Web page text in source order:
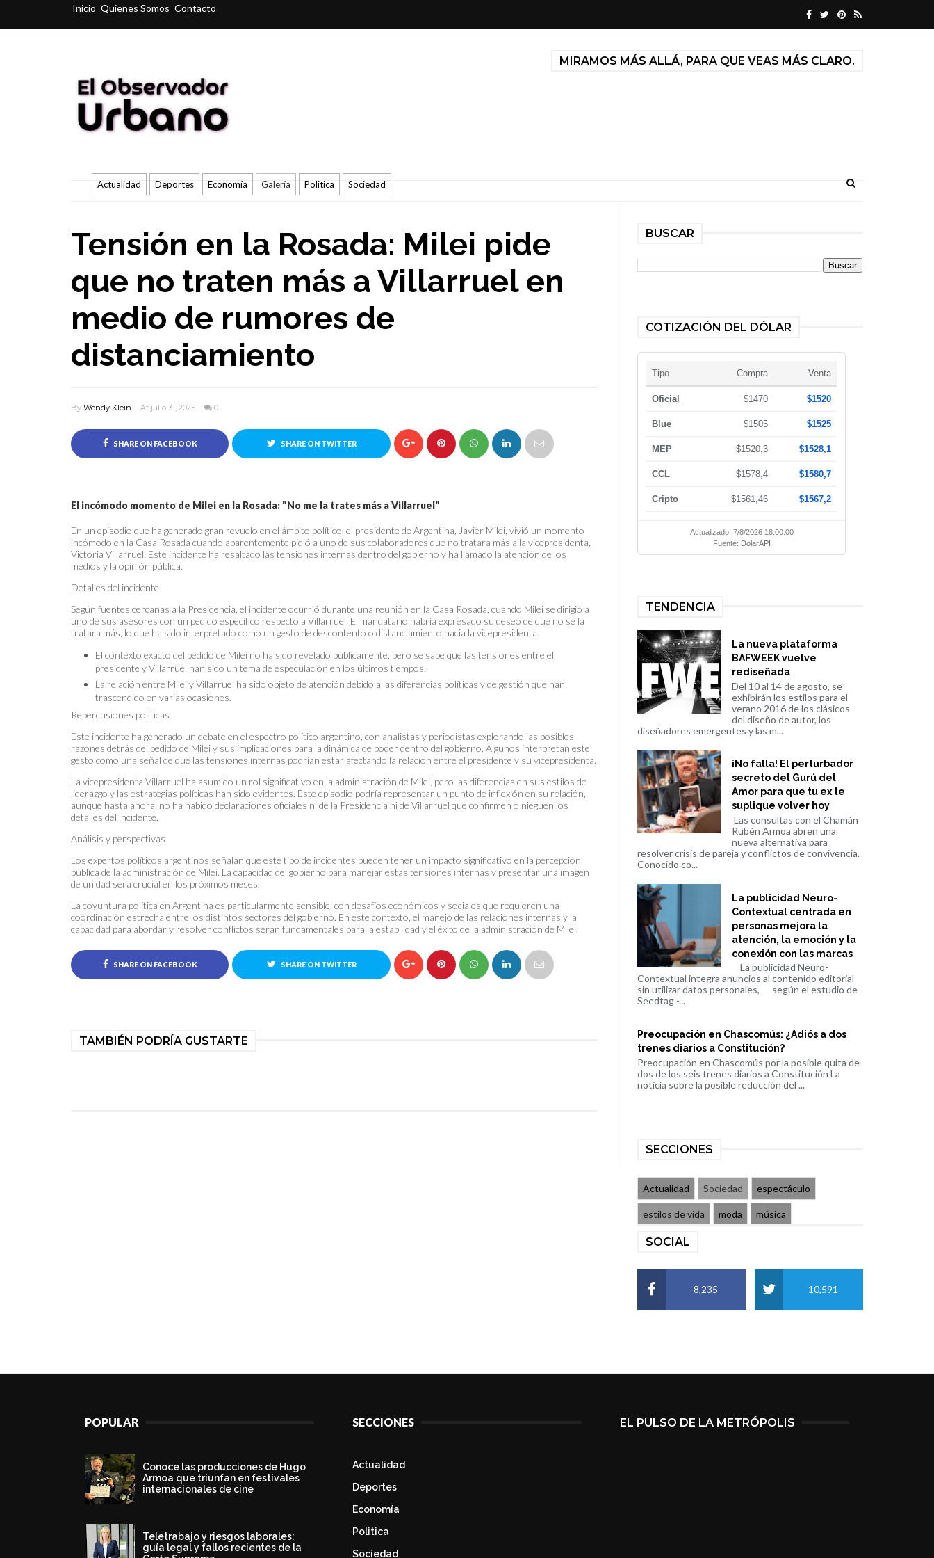
Inicio Quienes Somos Contacto
MIRAMOS MÁS ALLÁ, PARA QUE VEAS MÁS CLARO.
Actualidad Deportes Economía Galería Politica Sociedad
Tensión en la Rosada: Milei pide
que no traten más a Villarruel en
medio de rumores de
distanciamiento
By Wendy Klein At julio 31, 2025 0
SHARE ON FACEBOOK SHARE ON TWITTER
El incómodo momento de Milei en la Rosada: "No me la trates más a Villarruel"
En un episodio que ha generado gran revuelo en el ámbito político, el presidente de Argentina, Javier Milei, vivió un momento
incómodo en la Casa Rosada cuando aparentemente pidió a uno de sus colaboradores que no tratara más a la vicepresidenta,
Victoria Villarruel. Este incidente ha resaltado las tensiones internas dentro del gobierno y ha llamado la atención de los
medios y la opinión pública.
Detalles del incidente
Según fuentes cercanas a la Presidencia, el incidente ocurrió durante una reunión en la Casa Rosada, cuando Milei se dirigió a
uno de sus asesores con un pedido específico respecto a Villarruel. El mandatario habría expresado su deseo de que no se la
tratara más, lo que ha sido interpretado como un gesto de descontento o distanciamiento hacia la vicepresidenta.
El contexto exacto del pedido de Milei no ha sido revelado públicamente, pero se sabe que las tensiones entre el
presidente y Villarruel han sido un tema de especulación en los últimos tiempos.
La relación entre Milei y Villarruel ha sido objeto de atención debido a las diferencias políticas y de gestión que han
trascendido en varias ocasiones.
Repercusiones políticas
Este incidente ha generado un debate en el espectro político argentino, con analistas y periodistas explorando las posibles
razones detrás del pedido de Milei y sus implicaciones para la dinámica de poder dentro del gobierno. Algunos interpretan este
gesto como una señal de que las tensiones internas podrían estar afectando la relación entre el presidente y su vicepresidenta.
La vicepresidenta Villarruel ha asumido un rol significativo en la administración de Milei, pero las diferencias en sus estilos de
liderazgo y las estrategias políticas han sido evidentes. Este episodio podría representar un punto de inflexión en su relación,
aunque hasta ahora, no ha habido declaraciones oficiales ni de la Presidencia ni de Villarruel que confirmen o nieguen los
detalles del incidente.
Análisis y perspectivas
Los expertos políticos argentinos señalan que este tipo de incidentes pueden tener un impacto significativo en la percepción
pública de la administración de Milei. La capacidad del gobierno para manejar estas tensiones internas y presentar una imagen
de unidad será crucial en los próximos meses.
La coyuntura política en Argentina es particularmente sensible, con desafíos económicos y sociales que requieren una
coordinación estrecha entre los distintos sectores del gobierno. En este contexto, el manejo de las relaciones internas y la
capacidad para abordar y resolver conflictos serán fundamentales para la estabilidad y el éxito de la administración de Milei.
SHARE ON FACEBOOK SHARE ON TWITTER
TAMBIÉN PODRÍA GUSTARTE
BUSCAR
COTIZACIÓN DEL DÓLAR
Tipo Compra Venta
Oficial $1470 $1520
Blue $1505 $1525
MEP $1520,3 $1528,1
CCL $1578,4 $1580,7
Cripto $1561,46 $1567,2
Actualizado: 7/8/2026 18:00:00
Fuente: DolarAPI
TENDENCIA
La nueva plataforma
BAFWEEK vuelve
rediseñada
Del 10 al 14 de agosto, se
exhibirán los estilos para el
verano 2016 de los clásicos
del diseño de autor, los
diseñadores emergentes y las m...
¡No falla! El perturbador
secreto del Gurú del
Amor para que tu ex te
suplique volver hoy
Las consultas con el Chamán
Rubén Armoa abren una
nueva alternativa para
resolver crisis de pareja y conflictos de convivencia.
Conocido co...
La publicidad Neuro-
Contextual centrada en
personas mejora la
atención, la emoción y la
conexión con las marcas
La publicidad Neuro-
Contextual integra anuncios al contenido editorial
sin utilizar datos personales, según el estudio de
Seedtag -...
Preocupación en Chascomús: ¿Adiós a dos
trenes diarios a Constitución?
Preocupación en Chascomús por la posible quita de
dos de los seis trenes diarios a Constitución La
noticia sobre la posible reducción del ...
SECCIONES
Actualidad Sociedad espectáculo
estilos de vida moda música
SOCIAL
8,235 10,591
POPULAR
Conoce las producciones de Hugo
Armoa que triunfan en festivales
internacionales de cine
Teletrabajo y riesgos laborales:
guía legal y fallos recientes de la
SECCIONES
Actualidad
Deportes
Economía
Politica
Sociedad
EL PULSO DE LA METRÓPOLIS